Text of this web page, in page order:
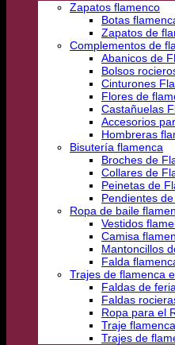
Zapatos flamenco
Botas
Zapatos de
Complementos de
Abanicos de
Bolsos
Cinturones
Flores de
Castañuelas
Accesorios
Hombreras
Bisutería flamenca
Broches de
Collares de
Peinetas de
Pendientes
Ropa de baile
Vestidos
Camisa
Mantoncillos
Falda
Trajes de flamenca
Faldas de feria
Faldas
Ropa para el
Traje
Trajes de